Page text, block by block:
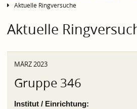
Aktuelle Ringversuche
Aktuelle
MÄRZ 2023
Gruppe 346
Institut / Einrichtung: